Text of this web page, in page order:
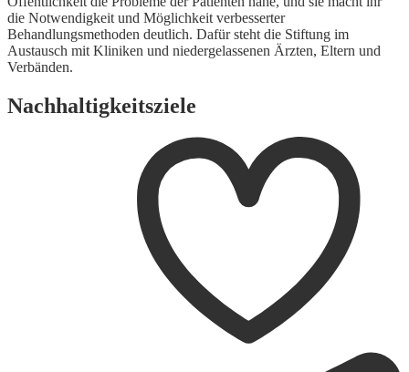
die Notwendigkeit und Möglichkeit verbesserter
Behandlungsmethoden deutlich. Dafür steht die Stiftung im
Austausch mit Kliniken und niedergelassenen Ärzten, Eltern und
Verbänden.
Nachhaltigkeitsziele